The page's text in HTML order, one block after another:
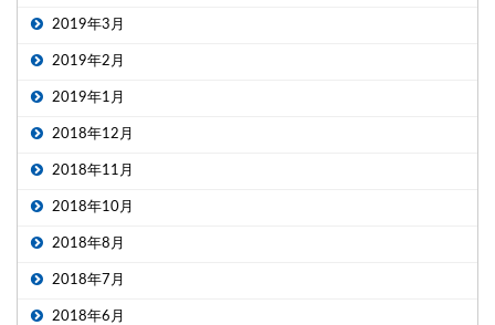
2019年3月
2019年2月
2019年1月
2018年12月
2018年11月
2018年10月
2018年8月
2018年7月
2018年6月